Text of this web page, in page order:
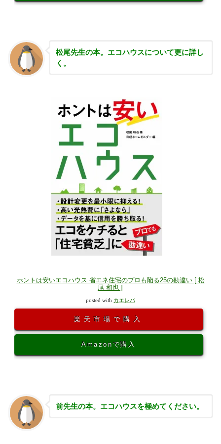
松尾先生の本。エコハウスについて更に詳し
く。
ホントは安いエコハウス 省エネ住宅のプロも陥る25の勘違い [ 松
尾 和也 ]
posted with カエレバ
楽天市場で購入
Amazonで購入
前先生の本。エコハウスを極めてください。